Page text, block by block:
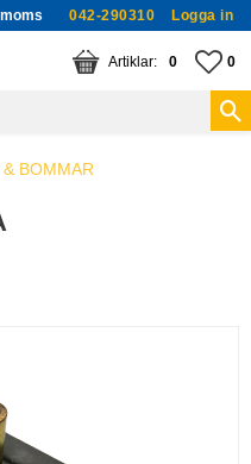
042-290310 Logga in
0
KUNDVAGN
ANTAL 0
BOMMAR